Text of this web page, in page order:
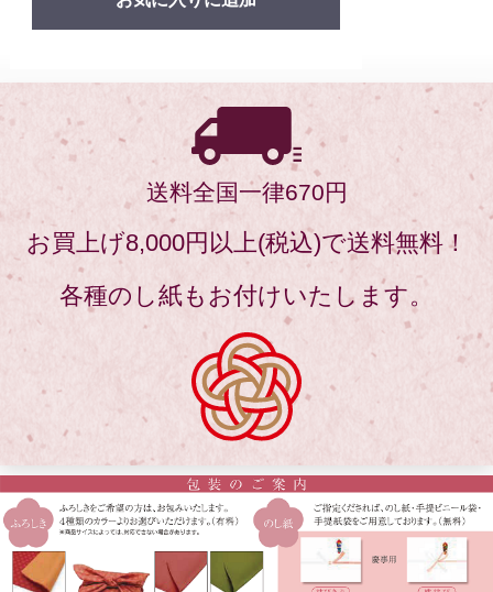
送料全国一律670円
お買上げ8,000円以上(税込)で送料無料！
各種のし紙もお付けいたします。